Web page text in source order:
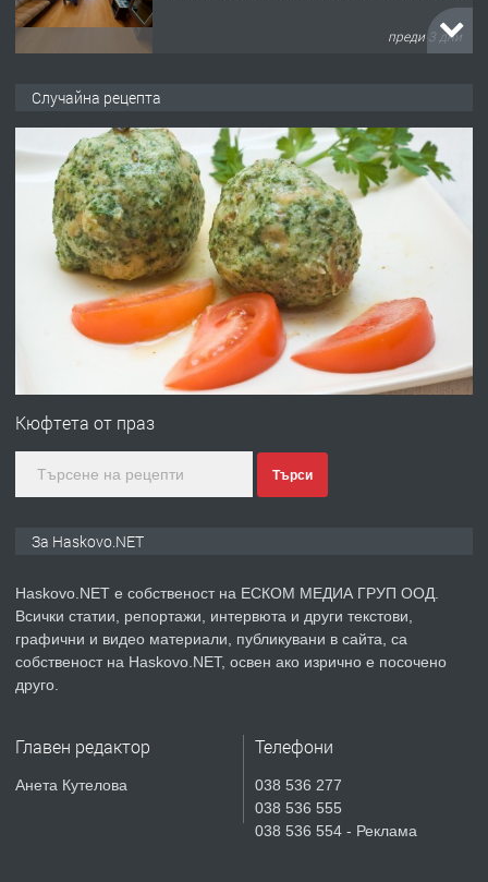
преди 3 дни
АПАРТАМЕНТ В ЦЕНТЪРА НА ГР.
ХАСКОВО
преди 4 дни
ПРЕДЛАГА Давам гараж под наем
преди 4 дни
№4120 Магазин/Офис под наем в кв.
преди 5 дни
ПРЕДЛАГА
Продавам парцел в гр. Хасково кв.
СГЛОБЯВАНЕ НА МЕБЕЛИ.
Случайна рецепта
Кюфтета от праз
Търси
За Haskovo.NET
Haskovo.NET е собственост на ЕСКОМ МЕДИА ГРУП ООД.
Всички статии, репортажи, интервюта и други текстови,
графични и видео материали, публикувани в сайта, са
собственост на Haskovo.NET, освен ако изрично е посочено
друго.
Главен редактор
Анета Кутелова
Телефони
038 536 277
038 536 555
038 536 554 - Реклама